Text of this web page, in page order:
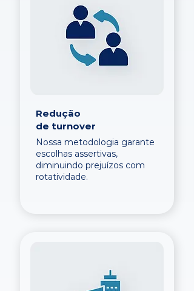
Redução
de turnover
Nossa metodologia garante
escolhas assertivas,
diminuindo prejuízos com
rotatividade.